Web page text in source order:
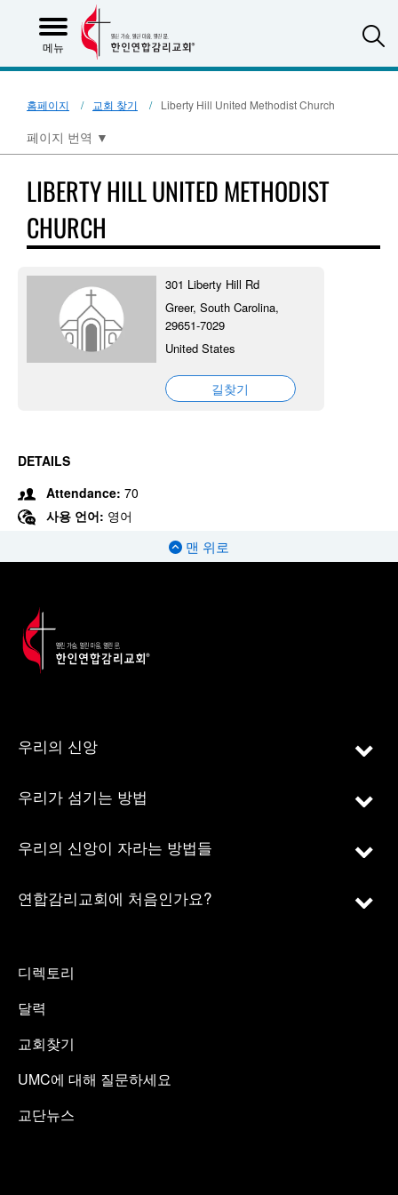
메뉴
홈페이지 교회 찾기 Liberty Hill United Methodist Church
페이지 번역 ▼
LIBERTY HILL UNITED METHODIST
CHURCH
301 Liberty Hill Rd
Greer, South Carolina,
29651-7029
United States
길찾기
DETAILS
Attendance: 70
사용 언어: 영어
맨 위로
우리의 신앙
우리가 섬기는 방법
우리의 신앙이 자라는 방법들
연합감리교회에 처음인가요?
디렉토리
달력
교회찾기
UMC에 대해 질문하세요
교단뉴스